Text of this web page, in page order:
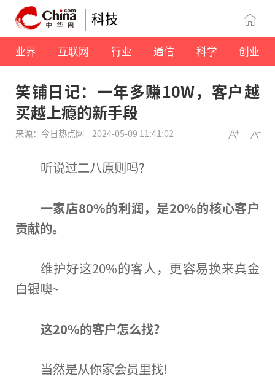
科技
业界 互联网 行业 通信 科学 创业
笑铺日记：一年多赚10W，客户越
买越上瘾的新手段
来源：今日热点网 2024-05-09 11:41:02
听说过二八原则吗?
一家店80%的利润，是20%的核心客户
贡献的。
维护好这20%的客人，更容易换来真金
白银噢~
这20%的客户怎么找?
当然是从你家会员里找!